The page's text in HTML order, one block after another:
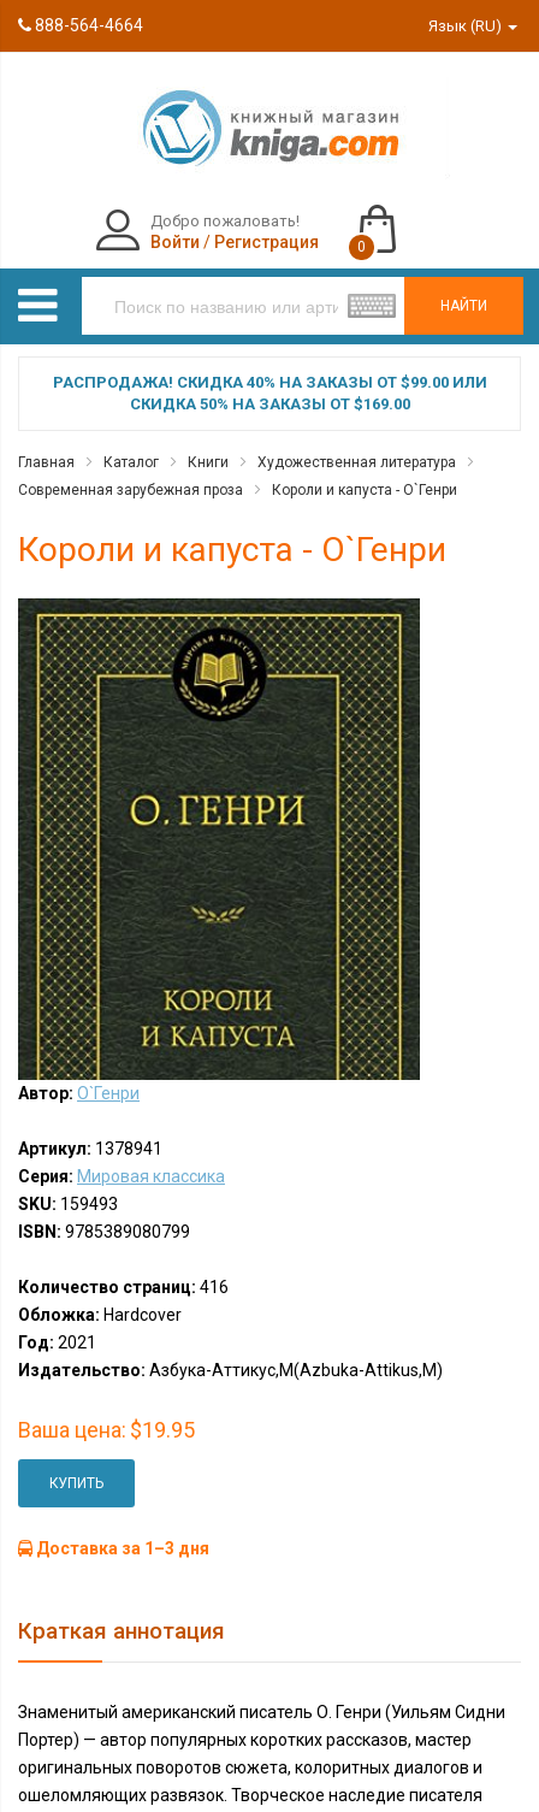
888-564-4664 Язык (RU)
НАЙТИ
Добро пожаловать!
Войти / Регистрация 0
РАСПРОДАЖА! СКИДКА 40% НА ЗАКАЗЫ ОТ $99.00 ИЛИ
СКИДКА 50% НА ЗАКАЗЫ ОТ $169.00
Главная Каталог Книги
Художественная литература
Современная зарубежная проза
Короли и капуста - О`Генри
Короли и капуста - О`Генри
Автор: О`Генри
Артикул: 1378941
Серия: Мировая классика
SKU: 159493
ISBN: 9785389080799
Количество страниц: 416
Обложка: Hardcover
Год: 2021
Издательство: Азбука-Аттикус,М(Azbuka-Attikus,M)
Ваша цена: $19.95
КУПИТЬ
Доставка за 1–3 дня
Краткая аннотация
Знаменитый американский писатель О. Генри (Уильям Сидни
Портер) — автор популярных коротких рассказов, мастер
оригинальных поворотов сюжета, колоритных диалогов и
ошеломляющих развязок. Творческое наследие писателя